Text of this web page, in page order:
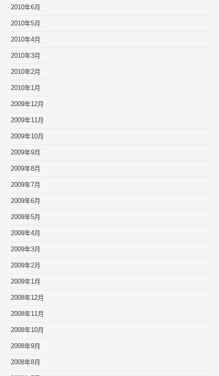
2010年6月
2010年5月
2010年4月
2010年3月
2010年2月
2010年1月
2009年12月
2009年11月
2009年10月
2009年9月
2009年8月
2009年7月
2009年6月
2009年5月
2009年4月
2009年3月
2009年2月
2009年1月
2008年12月
2008年11月
2008年10月
2008年9月
2008年8月